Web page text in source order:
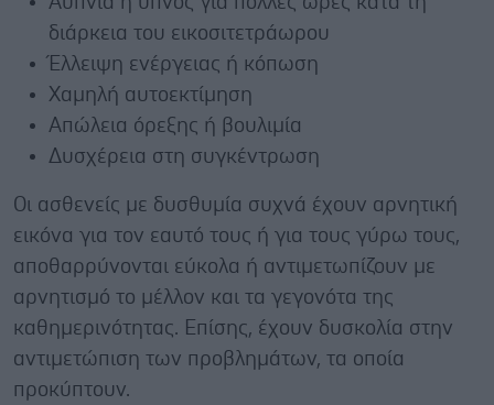
διάρκεια του εικοσιτετράωρου
Έλλειψη ενέργειας ή κόπωση
Χαμηλή αυτοεκτίμηση
Απώλεια όρεξης ή βουλιμία
Δυσχέρεια στη συγκέντρωση
Οι ασθενείς με δυσθυμία συχνά έχουν αρνητική
εικόνα για τον εαυτό τους ή για τους γύρω τους,
αποθαρρύνονται εύκολα ή αντιμετωπίζουν με
αρνητισμό το μέλλον και τα γεγονότα της
καθημερινότητας. Επίσης, έχουν δυσκολία στην
αντιμετώπιση των προβλημάτων, τα οποία
προκύπτουν.